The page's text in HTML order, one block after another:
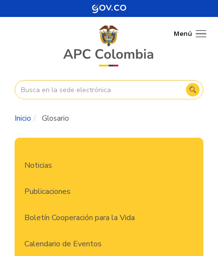
al
Menú
Inicio Glosario
principal
Noticias
Publicaciones
Boletín Cooperación para la Vida
Calendario de Eventos